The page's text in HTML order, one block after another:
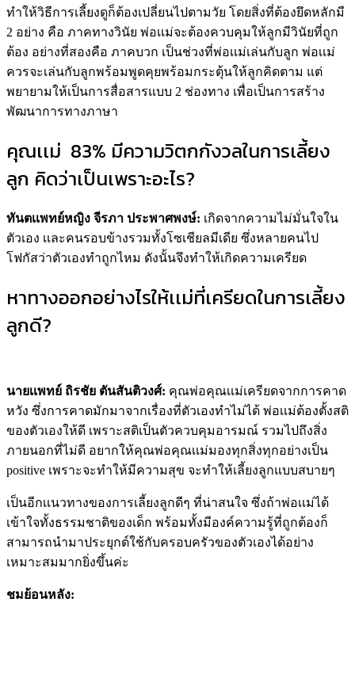
ทำให้วิธีการเลี้ยงดูก็ต้องเปลี่ยนไปตามวัย โดยสิ่งที่ต้องยึดหลักมี
2 อย่าง คือ ภาคทางวินัย พ่อเเม่จะต้องควบคุมให้ลูกมีวินัยที่ถูก
ต้อง อย่างที่สองคือ ภาคบวก เป็นช่วงที่พ่อเเม่เล่นกับลูก พ่อเเม่
ควรจะเล่นกับลูกพร้อมพูดคุยพร้อมกระตุ้นให้ลูกคิดตาม แต่
พยายามให้เป็นการสื่อสารแบบ 2 ช่องทาง เพื่อเป็นการสร้าง
พัฒนาการทางภาษา
คุณเเม่ 83% มีความวิตกกังวลในการเลี้ยง
ลูก คิดว่าเป็นเพราะอะไร?
ทันตเเพทย์หญิง จีรภา ประพาศพงษ์: เกิดจากความไม่มั่นใจใน
ตัวเอง เเละคนรอบข้างรวมทั้งโซเชียลมีเดีย ซึ่งหลายคนไป
โฟกัสว่าตัวเองทำถูกไหม ดังนั้นจึงทำให้เกิดความเครียด
หาทางออกอย่างไรให้เเม่ที่เครียดในการเลี้ยง
ลูกดี?
นายเเพทย์ ถิรชัย ตันสันติวงศ์: คุณพ่อคุณเเม่เครียดจากการคาด
หวัง ซึ่งการคาดมักมาจากเรื่องที่ตัวเองทำไม่ได้ พ่อเเม่ต้องตั้งสติ
ของตัวเองให้ดี เพราะสติเป็นตัวควบคุมอารมณ์ รวมไปถึงสิ่ง
ภายนอกที่ไม่ดี อยากให้คุณพ่อคุณเเม่มองทุกสิ่งทุกอย่างเป็น
positive เพราะจะทำให้มีความสุข จะทำให้เลี้ยงลูกแบบสบายๆ
เป็นอีกเเนวทางของการเลี้ยงลูกดีๆ ที่น่าสนใจ ซึ่งถ้าพ่อเเม่ได้
เข้าใจทั้งธรรมชาติของเด็ก พร้อมทั้งมีองค์ความรู้ที่ถูกต้องก็
สามารถนำมาประยุกต์ใช้กับครอบครัวของตัวเองได้อย่าง
เหมาะสมมากยิ่งขึ้นค่ะ
ชมย้อนหลัง: